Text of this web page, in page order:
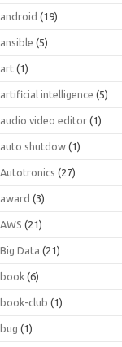
android (19)
ansible (5)
art (1)
artificial intelligence (5)
audio video editor (1)
auto shutdow (1)
Autotronics (27)
award (3)
AWS (21)
Big Data (21)
book (6)
book-club (1)
bug (1)